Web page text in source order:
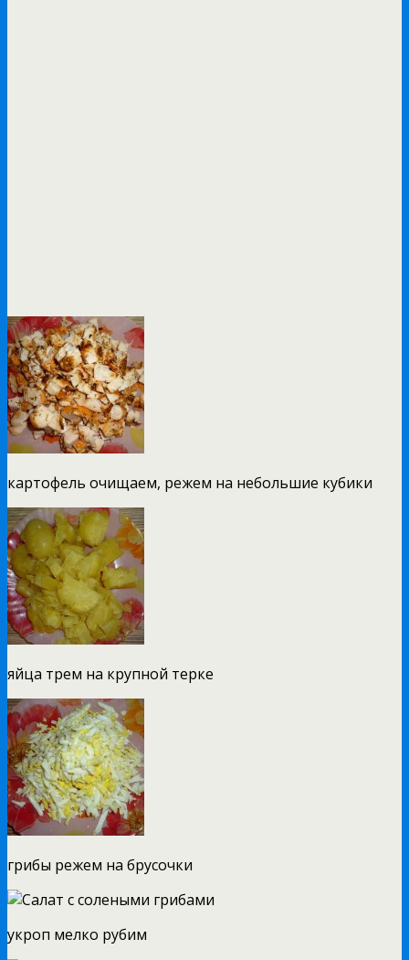
картофель очищаем, режем на небольшие кубики
яйца трем на крупной терке
грибы режем на брусочки
укроп мелко рубим